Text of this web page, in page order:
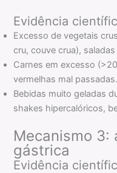
Evidência
Excesso de vegetais
cru, couve crua),
Carnes em excesso
vermelhas mal passadas.
Bebidas muito geladas
shakes hipercalóricos,
Mecanismo 3:
gástrica
Evidência